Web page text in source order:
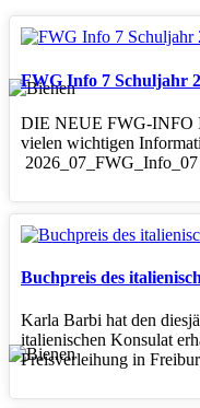
FWG Info 7 Schuljahr
DIE NEUE FWG-INFO
vielen wichtigen
2026_07_FWG_Info_07
Buchpreis des
Karla Barbi hat den
italienischen Konsulat
Preisverleihung in